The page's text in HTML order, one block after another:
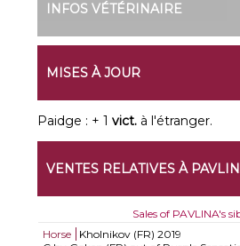
INFOS VÉTÉRINAIRE
MISES À JOUR
Paidge : + 1vict. à l'étranger.
VENTES RELATIVES À
Sales of PAVLINA's
Horse
Kholnikov (FR) 2019